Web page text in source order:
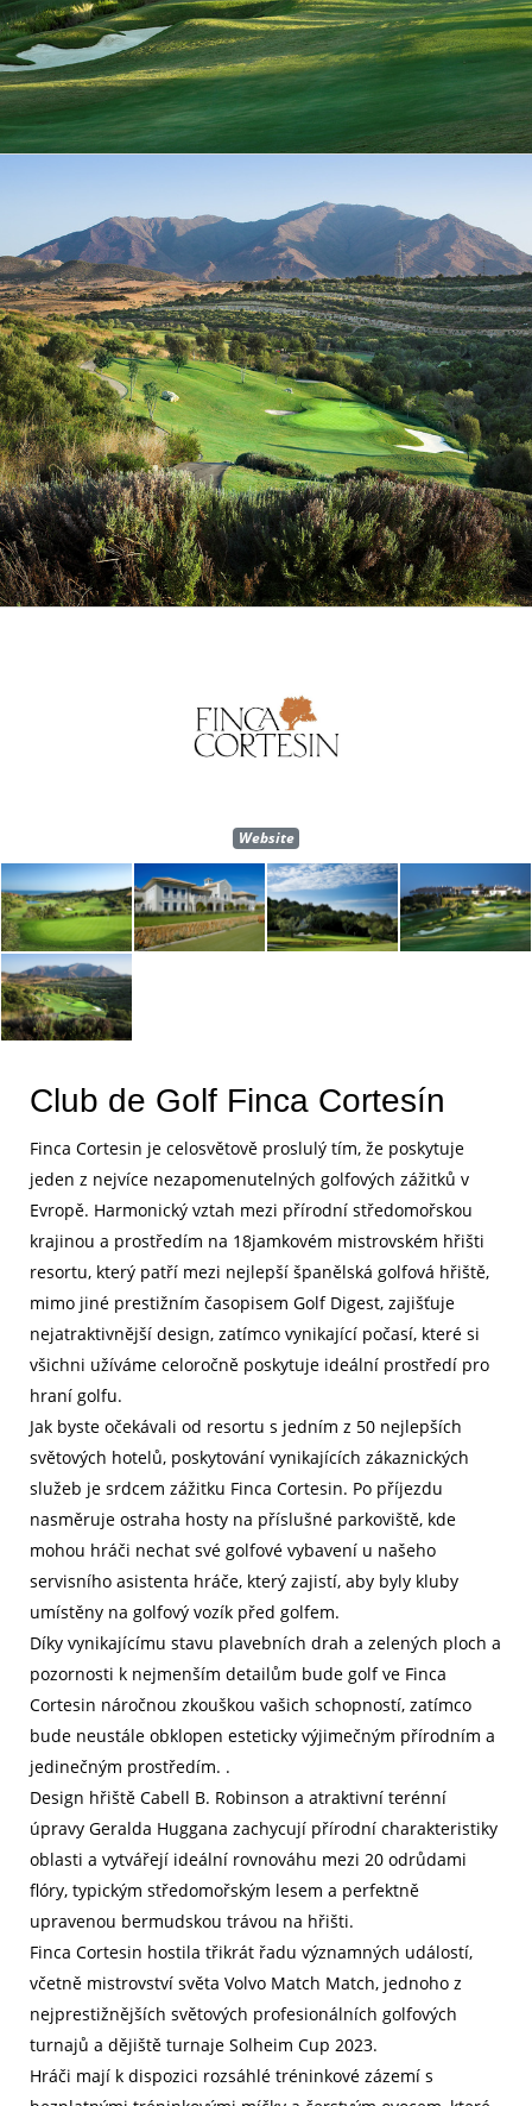
Website
Club de Golf Finca Cortesín
Finca Cortesin je celosvětově proslulý tím, že poskytuje
jeden z nejvíce nezapomenutelných golfových zážitků v
Evropě. Harmonický vztah mezi přírodní středomořskou
krajinou a prostředím na 18jamkovém mistrovském hřišti
resortu, který patří mezi nejlepší španělská golfová hřiště,
mimo jiné prestižním časopisem Golf Digest, zajišťuje
nejatraktivnější design, zatímco vynikající počasí, které si
všichni užíváme celoročně poskytuje ideální prostředí pro
hraní golfu.
Jak byste očekávali od resortu s jedním z 50 nejlepších
světových hotelů, poskytování vynikajících zákaznických
služeb je srdcem zážitku Finca Cortesin. Po příjezdu
nasměruje ostraha hosty na příslušné parkoviště, kde
mohou hráči nechat své golfové vybavení u našeho
servisního asistenta hráče, který zajistí, aby byly kluby
umístěny na golfový vozík před golfem.
Díky vynikajícímu stavu plavebních drah a zelených ploch a
pozornosti k nejmenším detailům bude golf ve Finca
Cortesin náročnou zkouškou vašich schopností, zatímco
bude neustále obklopen esteticky výjimečným přírodním a
jedinečným prostředím. .
Design hřiště Cabell B. Robinson a atraktivní terénní
úpravy Geralda Huggana zachycují přírodní charakteristiky
oblasti a vytvářejí ideální rovnováhu mezi 20 odrůdami
flóry, typickým středomořským lesem a perfektně
upravenou bermudskou trávou na hřišti.
Finca Cortesin hostila třikrát řadu významných událostí,
včetně mistrovství světa Volvo Match Match, jednoho z
nejprestižnějších světových profesionálních golfových
turnajů a dějiště turnaje Solheim Cup 2023.
Hráči mají k dispozici rozsáhlé tréninkové zázemí s